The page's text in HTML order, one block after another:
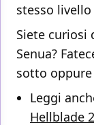
stesso
Siete curiosi
Senua?
sotto
Leggi
Hellblade